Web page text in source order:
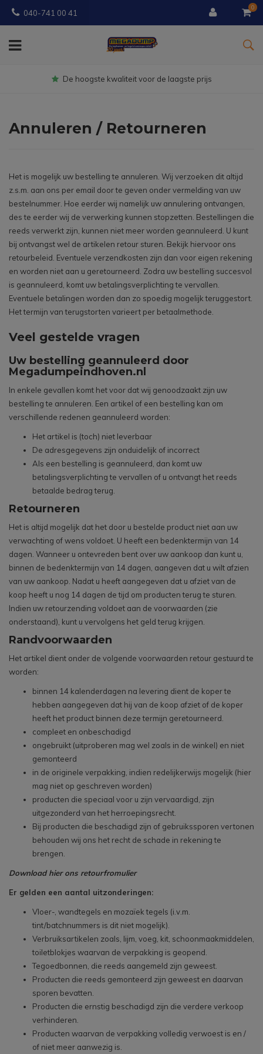
040-741 00 41
0
Gratisbezorgd vanaf € 150
Annuleren / Retourneren
Het is mogelijk uw bestelling te annuleren. Wij verzoeken dit altijd
z.s.m. aan ons per email door te geven onder vermelding van uw
bestelnummer. Hoe eerder wij namelijk uw annulering ontvangen,
des te eerder wij de verwerking kunnen stopzetten. Bestellingen die
reeds verwerkt zijn, kunnen niet meer worden geannuleerd. U kunt
bij ontvangst wel de artikelen retour sturen. Bekijk hiervoor ons
retourbeleid. Eventuele verzendkosten zijn dan voor eigen rekening
en worden niet aan u geretourneerd. Zodra uw bestelling succesvol
is geannuleerd, komt uw betalingsverplichting te vervallen.
Eventuele betalingen worden dan zo spoedig mogelijk teruggestort.
Het termijn van terugstorten varieert per betaalmethode.
Veel gestelde vragen
Uw bestelling geannuleerd door
Megadumpeindhoven.nl
In enkele gevallen komt het voor dat wij genoodzaakt zijn uw
bestelling te annuleren. Een artikel of een bestelling kan om
verschillende redenen geannuleerd worden:
Het artikel is (toch) niet leverbaar
De adresgegevens zijn onduidelijk of incorrect
Als een bestelling is geannuleerd, dan komt uw
betalingsverplichting te vervallen of u ontvangt het reeds
betaalde bedrag terug.
Retourneren
Het is altijd mogelijk dat het door u bestelde product niet aan uw
verwachting of wens voldoet. U heeft een bedenktermijn van 14
dagen. Wanneer u ontevreden bent over uw aankoop dan kunt u,
binnen de bedenktermijn van 14 dagen, aangeven dat u wilt afzien
van uw aankoop. Nadat u heeft aangegeven dat u afziet van de
koop heeft u nog 14 dagen de tijd om producten terug te sturen.
Indien uw retourzending voldoet aan de voorwaarden (zie
onderstaand), kunt u vervolgens het geld terug krijgen.
Randvoorwaarden
Het artikel dient onder de volgende voorwaarden retour gestuurd te
worden:
binnen 14 kalenderdagen na levering dient de koper te
hebben aangegeven dat hij van de koop afziet of de koper
heeft het product binnen deze termijn geretourneerd.
compleet en onbeschadigd
ongebruikt (uitproberen mag wel zoals in de winkel) en niet
gemonteerd
in de originele verpakking, indien redelijkerwijs mogelijk (hier
mag niet op geschreven worden)
producten die speciaal voor u zijn vervaardigd, zijn
uitgezonderd van het herroepingsrecht.
Bij producten die beschadigd zijn of gebruikssporen vertonen
behouden wij ons het recht de schade in rekening te
brengen.
Download hier ons retourfromulier
Er gelden een aantal uitzonderingen:
Vloer-, wandtegels en mozaïek tegels (i.v.m.
tint/batchnummers is dit niet mogelijk).
Verbruiksartikelen zoals, lijm, voeg, kit, schoonmaakmiddelen,
toiletblokjes waarvan de verpakking is geopend.
Tegoedbonnen, die reeds aangemeld zijn geweest.
Producten die reeds gemonteerd zijn geweest en daarvan
sporen bevatten.
Producten die ernstig beschadigd zijn die verdere verkoop
verhinderen.
Producten waarvan de verpakking volledig verwoest is en /
of niet meer aanwezig is.